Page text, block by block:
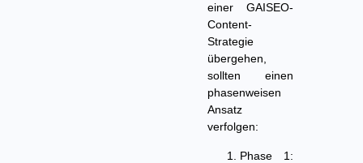
einer GAISEO-
Content-
Strategie
übergehen,
sollten einen
phasenweisen
Ansatz
verfolgen:
Phase 1: